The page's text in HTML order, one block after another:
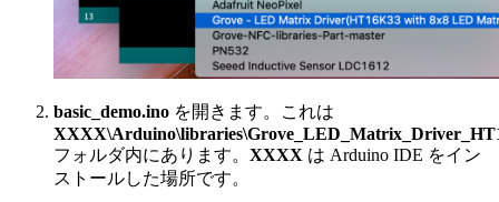
basic_demo.ino を開きます。これは
フォルダ内にあります。 XXXX は Arduino IDE をイン
ストールした場所です。